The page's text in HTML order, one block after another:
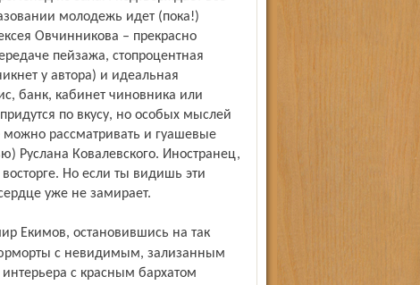
молодежь идет (пока!)
Овчинникова – прекрасно
пейзажа, стопроцентная
у автора) и идеальная
банк, кабинет чиновника или
по вкусу, но особых мыслей
рассматривать и гуашевые
Руслана Ковалевского. Иностранец,
Но если ты видишь эти
уже не замирает.
с невидимым, зализанным
с красным бархатом